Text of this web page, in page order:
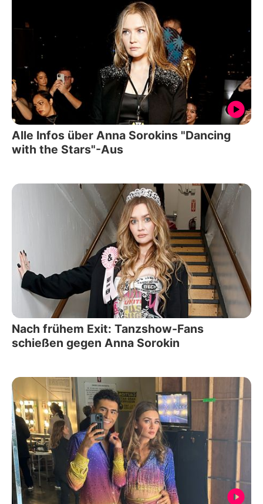
Alle Infos über Anna Sorokins "Dancing
with the Stars"-Aus
Nach frühem Exit: Tanzshow-Fans
schießen gegen Anna Sorokin